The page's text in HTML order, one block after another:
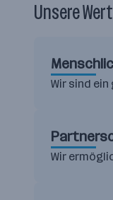
Unsere
Wir sind
Wir